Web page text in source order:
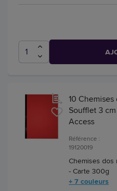
10
Soufflet 3
Access
Référence :
19120019
Chemises dos
- Carte 300g
+ 7 couleurs